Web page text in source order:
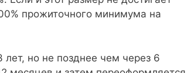
прожиточного минимума на
но не позднее чем через 6